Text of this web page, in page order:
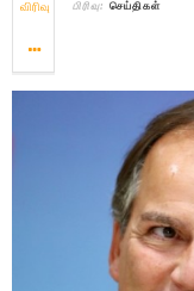
விரிவு பிரிவு: செய்திகள்